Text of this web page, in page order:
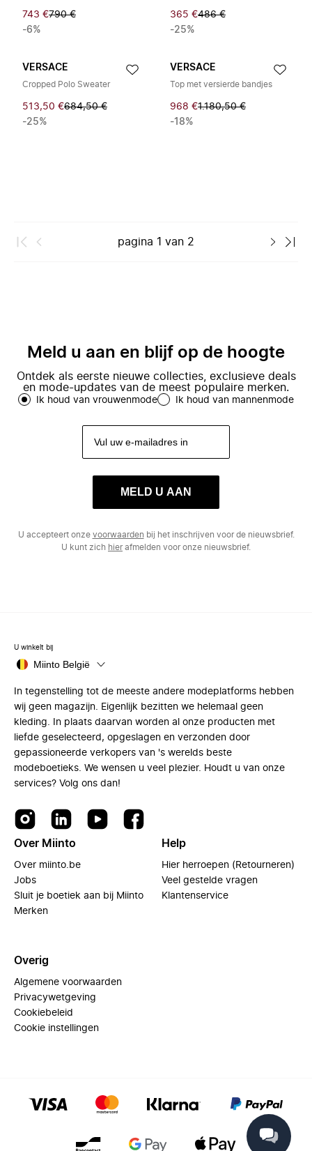
743 €790 €
-6%
365 €486 €
-25%
VERSACE
Cropped Polo Sweater
513,50 €684,50 €
-25%
VERSACE
Top met versierde bandjes
968 €1.180,50 €
-18%
pagina 1 van 2
Meld u aan en blijf op de hoogte
Ontdek als eerste nieuwe collecties, exclusieve deals
en mode-updates van de meest populaire merken.
Ik houd van vrouwenmode Ik houd van mannenmode
MELD U AAN
U accepteert onze voorwaarden bij het inschrijven voor de nieuwsbrief.
U kunt zich hierafmelden voor onze nieuwsbrief.
U winkelt bij
Miinto België
In tegenstelling tot de meeste andere modeplatforms hebben
wij geen magazijn. Eigenlijk bezitten we helemaal geen
kleding. In plaats daarvan worden al onze producten met
liefde geselecteerd, opgeslagen en verzonden door
gepassioneerde verkopers van 's werelds beste
modeboetieks. We wensen u veel plezier. Houdt u van onze
services? Volg ons dan!
Over Miinto
Over miinto.be
Jobs
Sluit je boetiek aan bij Miinto
Merken
Help
Hier herroepen (Retourneren)
Veel gestelde vragen
Klantenservice
Overig
Algemene voorwaarden
Privacywetgeving
Cookiebeleid
Cookie instellingen